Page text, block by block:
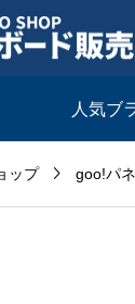
人気ブ
ップ  goo!パ